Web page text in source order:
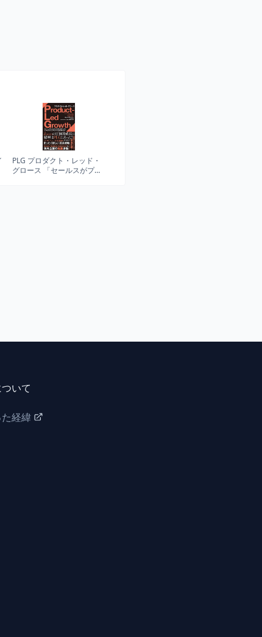
PLG プロダクト・レッド・
グロース 「セールスがプロ
いて
経緯